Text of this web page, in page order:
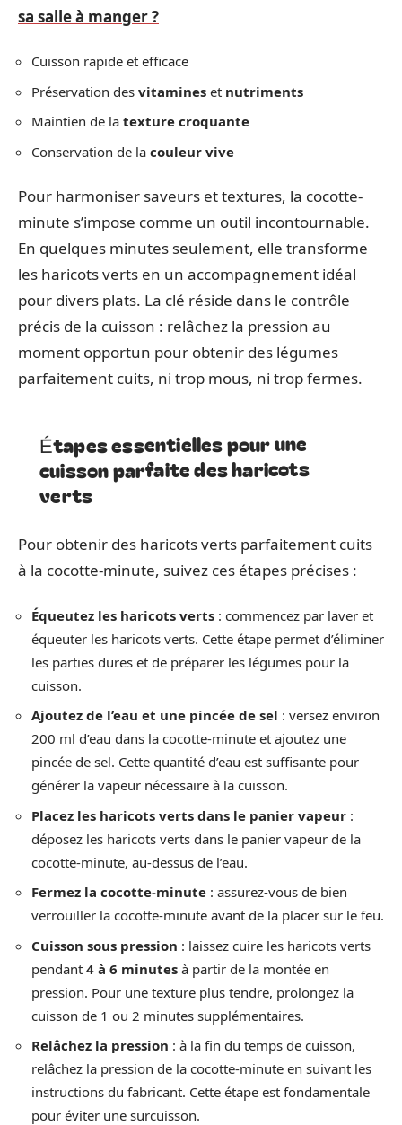
sa salle à manger ?
Cuisson rapide et efficace
Préservation des vitamines et nutriments
Maintien de la texture croquante
Conservation de la couleur vive
Pour harmoniser saveurs et textures, la cocotte-
minute s’impose comme un outil incontournable.
En quelques minutes seulement, elle transforme
les haricots verts en un accompagnement idéal
pour divers plats. La clé réside dans le contrôle
précis de la cuisson : relâchez la pression au
moment opportun pour obtenir des légumes
parfaitement cuits, ni trop mous, ni trop fermes.
Étapes essentielles pour une
cuisson parfaite des haricots
verts
Pour obtenir des haricots verts parfaitement cuits
à la cocotte-minute, suivez ces étapes précises :
Équeutez les haricots verts : commencez par laver et
équeuter les haricots verts. Cette étape permet d’éliminer
les parties dures et de préparer les légumes pour la
cuisson.
Ajoutez de l’eau et une pincée de sel : versez environ
200 ml d’eau dans la cocotte-minute et ajoutez une
pincée de sel. Cette quantité d’eau est suffisante pour
générer la vapeur nécessaire à la cuisson.
Placez les haricots verts dans le panier vapeur :
déposez les haricots verts dans le panier vapeur de la
cocotte-minute, au-dessus de l’eau.
Fermez la cocotte-minute : assurez-vous de bien
verrouiller la cocotte-minute avant de la placer sur le feu.
Cuisson sous pression : laissez cuire les haricots verts
pendant 4 à 6 minutes à partir de la montée en
pression. Pour une texture plus tendre, prolongez la
cuisson de 1 ou 2 minutes supplémentaires.
Relâchez la pression : à la fin du temps de cuisson,
relâchez la pression de la cocotte-minute en suivant les
instructions du fabricant. Cette étape est fondamentale
pour éviter une surcuisson.